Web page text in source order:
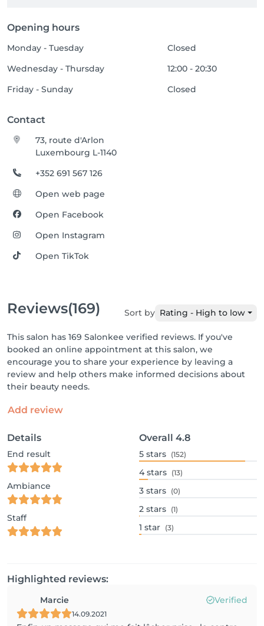
Opening hours
Monday - Tuesday
Closed
Wednesday - Thursday
12:00 - 20:30
Friday - Sunday
Closed
Contact
73, route d'Arlon
Luxembourg L-1140
+352 691 567 126
Open web page
Open Facebook
Open Instagram
Open TikTok
Reviews(169) Sort by Rating - High to low
This salon has 169 Salonkee verified reviews. If you've
booked an online appointment at this salon, we
encourage you to share your experience by leaving a
review and help others make informed decisions about
their beauty needs.
Add review
Details
End result
Ambiance
Staff
Overall 4.8
5 stars (152)
4 stars (13)
3 stars (0)
2 stars (1)
1 star (3)
Highlighted reviews:
Marcie Verified
14.09.2021